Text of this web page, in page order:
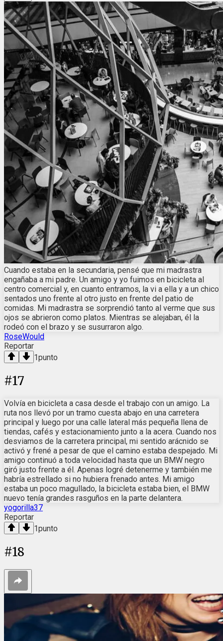
Cuando estaba en la secundaria, pensé que mi madrastra
engañaba a mi padre. Un amigo y yo fuimos en bicicleta al
centro comercial y, en cuanto entramos, la vi a ella y a un chico
sentados uno frente al otro justo en frente del patio de
comidas. Mi madrastra se sorprendió tanto al verme que sus
ojos se abrieron como platos. Mientras se alejaban, él la
rodeó con el brazo y se susurraron algo.
RoseWould
Reportar
1punto
#17
Volvía en bicicleta a casa desde el trabajo con un amigo. La
ruta nos llevó por un tramo cuesta abajo en una carretera
principal y luego por una calle lateral más pequeña llena de
tiendas, cafés y estacionamiento junto a la acera. Cuando nos
desviamos de la carretera principal, mi sentido arácnido se
activó y frené a pesar de que el camino estaba despejado. Mi
amigo continuó a toda velocidad hasta que un BMW negro
giró justo frente a él. Apenas logré detenerme y también me
habría estrellado si no hubiera frenado antes. Mi amigo
estaba un poco magullado, la bicicleta estaba bien, el BMW
nuevo tenía grandes rasguños en la parte delantera.
yogorilla37
Reportar
1punto
#18